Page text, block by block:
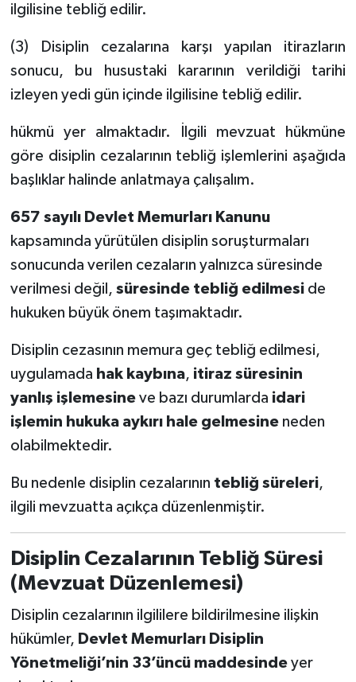
ilgilisine tebliğ edilir.
(3) Disiplin cezalarına karşı yapılan itirazların
sonucu, bu husustaki kararının verildiği tarihi
izleyen yedi gün içinde ilgilisine tebliğ edilir.
hükmü yer almaktadır. İlgili mevzuat hükmüne
göre disiplin cezalarının tebliğ işlemlerini aşağıda
başlıklar halinde anlatmaya çalışalım.
657 sayılı Devlet Memurları Kanunu
kapsamında yürütülen disiplin soruşturmaları
sonucunda verilen cezaların yalnızca süresinde
verilmesi değil, süresinde tebliğ edilmeside
hukuken büyük önem taşımaktadır.
Disiplin cezasının memura geç tebliğ edilmesi,
uygulamada hak kaybına, itiraz süresinin
yanlış işlemesineve bazı durumlarda idari
işlemin hukuka aykırı hale gelmesineneden
olabilmektedir.
Bu nedenle disiplin cezalarının tebliğ süreleri,
ilgili mevzuatta açıkça düzenlenmiştir.
Disiplin Cezalarının Tebliğ Süresi
(Mevzuat Düzenlemesi)
Disiplin cezalarının ilgililere bildirilmesine ilişkin
hükümler, Devlet Memurları Disiplin
Yönetmeliği’nin 33’üncü maddesindeyer